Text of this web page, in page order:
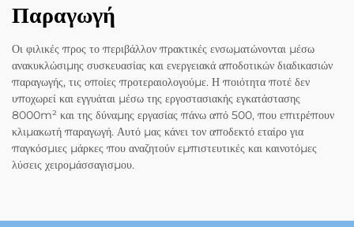
Παραγωγή
Οι φιλικές προς το περιβάλλον πρακτικές ενσωματώνονται μέσω
ανακυκλώσιμης συσκευασίας και ενεργειακά αποδοτικών διαδικασιών
παραγωγής, τις οποίες προτεραιολογούμε. Η ποιότητα ποτέ δεν
υποχωρεί και εγγυάται μέσω της εργοστασιακής εγκατάστασης
8000m² και της δύναμης εργασίας πάνω από 500, που επιτρέπουν
κλιμακωτή παραγωγή. Αυτό μας κάνει τον αποδεκτό εταίρο για
παγκόσμιες μάρκες που αναζητούν εμπιστευτικές και καινοτόμες
λύσεις χειρομάσσαγισμου.